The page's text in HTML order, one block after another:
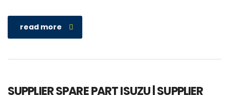
read more
SUPPLIER SPARE PART ISUZU | SUPPLIER